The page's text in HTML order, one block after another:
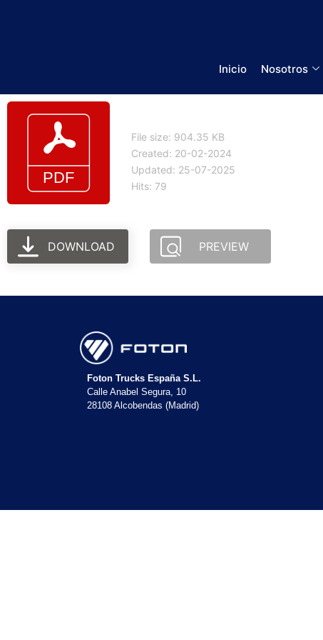
Inicio Nosotros
File size: 904.35 KB
Created: 20-02-2024
Updated: 25-07-2025
Hits: 79
DOWNLOAD PREVIEW
Foton Trucks España S.L.
Calle Anabel Segura, 10
28108 Alcobendas (Madrid)